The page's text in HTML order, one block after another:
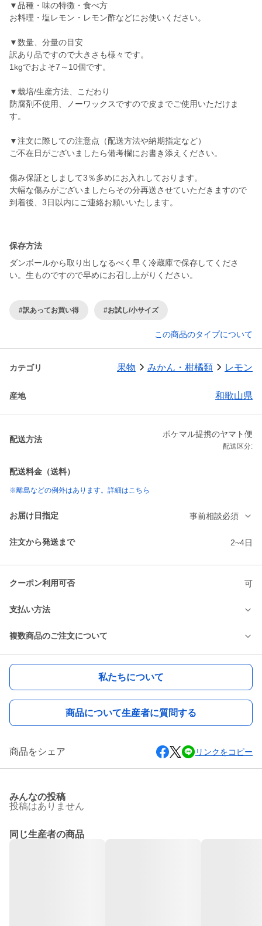
▼品種・味の特徴・食べ方
お料理・塩レモン・レモン酢などにお使いください。
▼数量、分量の目安
訳あり品ですので大きさも様々です。
1kgでおよそ7～10個です。
▼栽培/生産方法、こだわり
防腐剤不使用、ノーワックスですので皮までご使用いただけま
す。
▼注文に際しての注意点（配送方法や納期指定など）
ご不在日がございましたら備考欄にお書き添えください。
傷み保証としまして3％多めにお入れしております。
大幅な傷みがございましたらその分再送させていただきますので
到着後、3日以内にご連絡お願いいたします。
保存方法
ダンボールから取り出しなるべく早く冷蔵庫で保存してくださ
い。生ものですので早めにお召し上がりください。
#訳あってお買い得 #お試し/小サイズ
この商品のタイプについて
カテゴリ 果物 みかん・柑橘類 レモン
産地 和歌山県
配送方法
ポケマル提携のヤマト便
配送区分:
配送料金（送料）
※離島などの例外はあります。詳細はこちら
お届け日指定 事前相談必須
注文から発送まで 2~4日
クーポン利用可否 可
支払い方法
複数商品のご注文について
私たちについて
商品について生産者に質問する
商品をシェア リンクをコピー
みんなの投稿
投稿はありません
同じ生産者の商品